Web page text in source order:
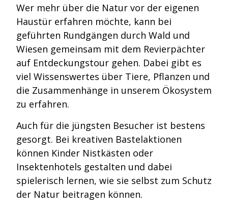
Wer mehr über die Natur vor der eigenen
Haustür erfahren möchte, kann bei
geführten Rundgängen durch Wald und
Wiesen gemeinsam mit dem Revierpächter
auf Entdeckungstour gehen. Dabei gibt es
viel Wissenswertes über Tiere, Pflanzen und
die Zusammenhänge in unserem Ökosystem
zu erfahren.
Auch für die jüngsten Besucher ist bestens
gesorgt. Bei kreativen Bastelaktionen
können Kinder Nistkästen oder
Insektenhotels gestalten und dabei
spielerisch lernen, wie sie selbst zum Schutz
der Natur beitragen können.